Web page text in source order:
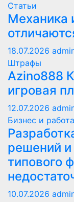
Статьи
Механика
18.07.2026
Штрафы
Azino888
игровая
12.07.2026
Бизнес и работа
решений и
типового
10.07.2026